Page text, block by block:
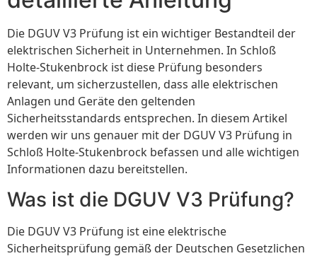
Die DGUV V3 Prüfung ist ein wichtiger Bestandteil der
elektrischen Sicherheit in Unternehmen. In Schloß
Holte-Stukenbrock ist diese Prüfung besonders
relevant, um sicherzustellen, dass alle elektrischen
Anlagen und Geräte den geltenden
Sicherheitsstandards entsprechen. In diesem Artikel
werden wir uns genauer mit der DGUV V3 Prüfung in
Schloß Holte-Stukenbrock befassen und alle wichtigen
Informationen dazu bereitstellen.
Was ist die DGUV V3 Prüfung?
Die DGUV V3 Prüfung ist eine elektrische
Sicherheitsprüfung gemäß der Deutschen Gesetzlichen